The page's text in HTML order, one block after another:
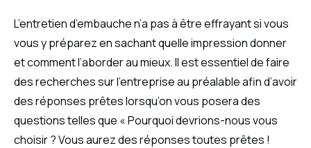
L’entretien d’embauche n’a pas à être effrayant si vous
vous y préparez en sachant quelle impression donner
et comment l’aborder au mieux. Il est essentiel de faire
des recherches sur l’entreprise au préalable afin d’avoir
des réponses prêtes lorsqu’on vous posera des
questions telles que « Pourquoi devrions-nous vous
choisir ? Vous aurez des réponses toutes prêtes !